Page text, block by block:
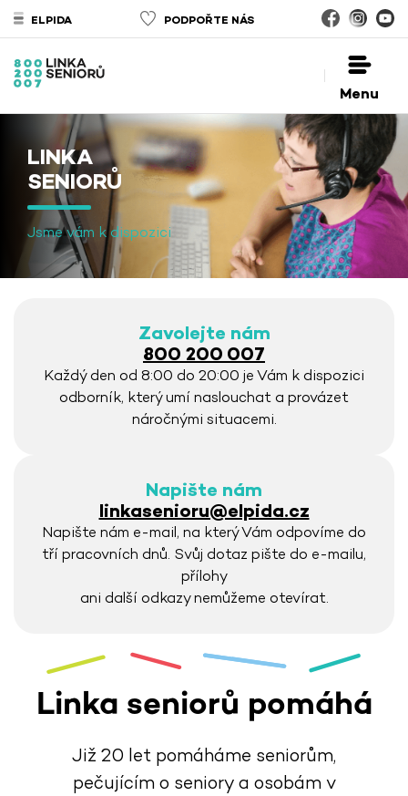
ELPIDA PODPOŘTE NÁS
Menu
LINKA
SENIORŮ
Jsme vám k dispozici
Zavolejte nám
800 200 007
Každý den od 8:00 do 20:00 je Vám k dispozici
odborník, který umí naslouchat a provázet
náročnými situacemi.
Napište nám
linkasenioru@elpida.cz
Napište nám e-mail, na který Vám odpovíme do
tří pracovních dnů. Svůj dotaz pište do e-mailu,
přílohy
ani další odkazy nemůžeme otevírat.
Linka seniorů pomáhá
Již 20 let pomáháme seniorům,
pečujícím o seniory a osobám v